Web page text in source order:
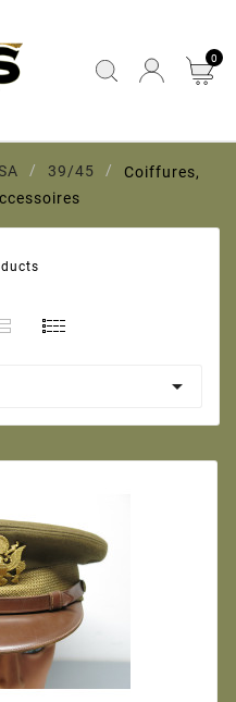
0
39/45
Coiffures,
